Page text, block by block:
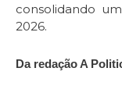
consolidando
2026.
Da redação A